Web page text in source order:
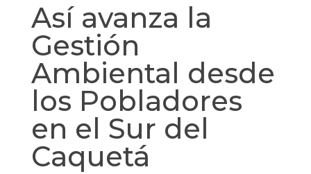
Así avanza la
Gestión
Ambiental desde
los Pobladores
en el Sur del
Caquetá